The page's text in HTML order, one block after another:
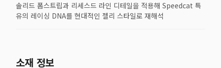
솔리드 폼스트립과 리세스드 라인 디테일을 적용해 Speedcat 특
유의 레이싱 DNA를 현대적인 젤리 스타일로 재해석
소재 정보